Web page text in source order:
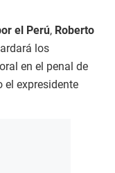
el Perú, Roberto
los
en el penal de
el expresidente